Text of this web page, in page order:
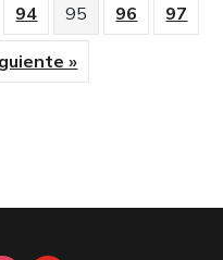
94 95 96 97
»